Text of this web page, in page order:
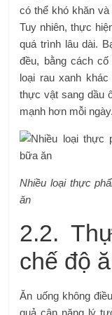
có thể khó khăn
Tuy nhiên, thực
quá trình lâu dài.
đều, bằng cách
loại rau xanh
thực vật sang dầu
mạnh hơn mỗi ngày.
Nhiều loại thực
ăn
2.2.
chế độ
Ăn uống không
quả cân nặng lý